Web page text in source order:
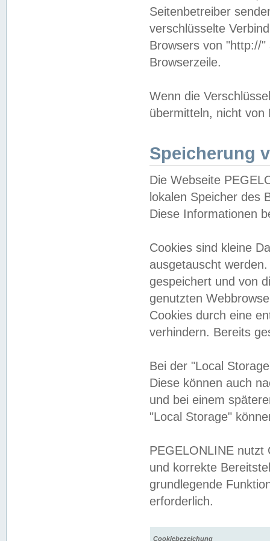
Seitenbetreiber
verschlüsselte
Browsers von "http://
Browserzeile.
Wenn die
übermitteln, nicht von
Speicherung
Die Webseite
lokalen Speicher des
Diese Informationen
Cookies sind kleine
ausgetauscht
gespeichert und von
genutzten
Cookies durch eine
verhindern. Bereits
Bei der "Local
Diese können auch
und bei einem
"Local Storage"
PEGELONLINE nutzt
und korrekte
grundlegende
erforderlich.
Cookiebezeichung